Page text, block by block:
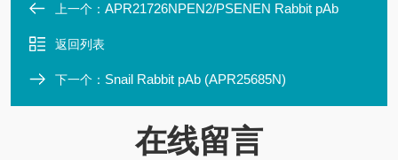
上一个： APR21726NPEN2/PSENEN Rabbit pAb
返回列表
下一个： Snail Rabbit pAb (APR25685N)
在线留言